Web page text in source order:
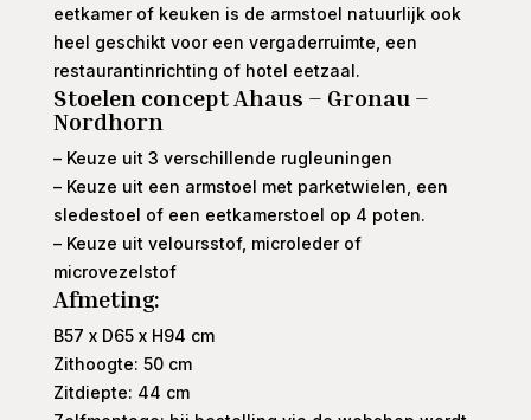
eetkamer of keuken is de armstoel natuurlijk ook
heel geschikt voor een vergaderruimte, een
restaurantinrichting of hotel eetzaal.
Stoelen concept Ahaus – Gronau –
Nordhorn
– Keuze uit 3 verschillende rugleuningen
– Keuze uit een armstoel met parketwielen, een
sledestoel of een eetkamerstoel op 4 poten.
– Keuze uit veloursstof, microleder of
microvezelstof
Afmeting:
B57 x D65 x H94 cm
Zithoogte: 50 cm
Zitdiepte: 44 cm